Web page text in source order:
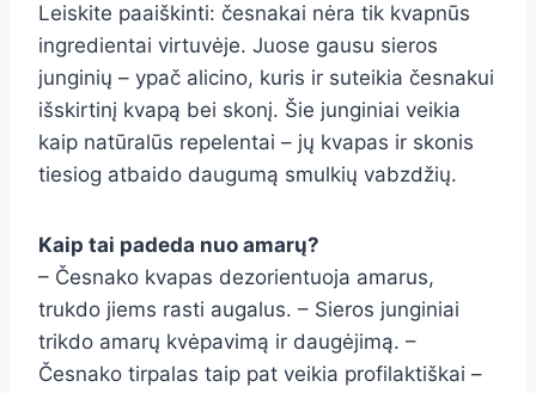
Leiskite paaiškinti: česnakai nėra tik kvapnūs
ingredientai virtuvėje. Juose gausu sieros
junginių – ypač alicino, kuris ir suteikia česnakui
išskirtinį kvapą bei skonį. Šie junginiai veikia
kaip natūralūs repelentai – jų kvapas ir skonis
tiesiog atbaido daugumą smulkių vabzdžių.
Kaip tai padeda nuo amarų?
– Česnako kvapas dezorientuoja amarus,
trukdo jiems rasti augalus. – Sieros junginiai
trikdo amarų kvėpavimą ir daugėjimą. –
Česnako tirpalas taip pat veikia profilaktiškai –